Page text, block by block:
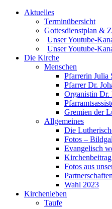
Aktuelles
Terminübersicht
Gottesdienstplan &
Unser Youtube-
Unser Youtube-
Die Kirche
Menschen
Pfarrerin Julia
Pfarrer Dr.
Organistin Dr.
Gremien der
Allgemeines
Die
Fotos –
Evangelisch
Kirchenbeitrag
Fotos aus
Wahl 2023
Kirchenleben
Taufe